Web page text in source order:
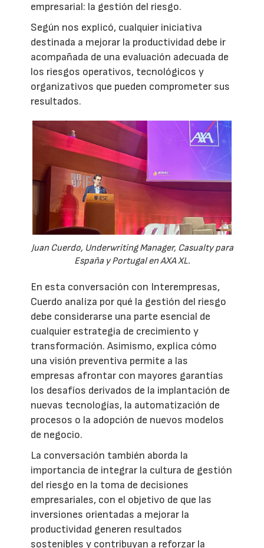
empresarial: la gestión del riesgo.
Según nos explicó, cualquier iniciativa
destinada a mejorar la productividad debe ir
acompañada de una evaluación adecuada de
los riesgos operativos, tecnológicos y
organizativos que pueden comprometer sus
resultados.
Juan Cuerdo, Underwriting Manager, Casualty para
España y Portugal en AXA XL.
En esta conversación con Interempresas,
Cuerdo analiza por qué la gestión del riesgo
debe considerarse una parte esencial de
cualquier estrategia de crecimiento y
transformación. Asimismo, explica cómo
una visión preventiva permite a las
empresas afrontar con mayores garantías
los desafíos derivados de la implantación de
nuevas tecnologías, la automatización de
procesos o la adopción de nuevos modelos
de negocio.
La conversación también aborda la
importancia de integrar la cultura de gestión
del riesgo en la toma de decisiones
empresariales, con el objetivo de que las
inversiones orientadas a mejorar la
productividad generen resultados
sostenibles y contribuyan a reforzar la